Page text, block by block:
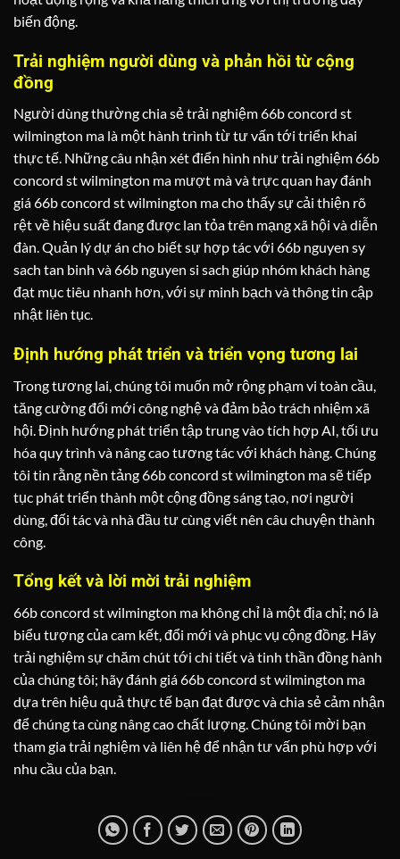
biến động.
Trải nghiệm người dùng và phản hồi từ cộng
đồng
Người dùng thường chia sẻ trải nghiệm 66b concord st
wilmington ma là một hành trình từ tư vấn tới triển khai
thực tế. Những câu nhận xét điển hình như trải nghiệm 66b
concord st wilmington ma mượt mà và trực quan hay đánh
giá 66b concord st wilmington ma cho thấy sự cải thiện rõ
rệt về hiệu suất đang được lan tỏa trên mạng xã hội và diễn
đàn. Quản lý dự án cho biết sự hợp tác với 66b nguyen sy
sach tan binh và 66b nguyen si sach giúp nhóm khách hàng
đạt mục tiêu nhanh hơn, với sự minh bạch và thông tin cập
nhật liên tục.
Định hướng phát triển và triển vọng tương lai
Trong tương lai, chúng tôi muốn mở rộng phạm vi toàn cầu,
tăng cường đổi mới công nghệ và đảm bảo trách nhiệm xã
hội. Định hướng phát triển tập trung vào tích hợp AI, tối ưu
hóa quy trình và nâng cao tương tác với khách hàng. Chúng
tôi tin rằng nền tảng 66b concord st wilmington ma sẽ tiếp
tục phát triển thành một cộng đồng sáng tạo, nơi người
dùng, đối tác và nhà đầu tư cùng viết nên câu chuyện thành
công.
Tổng kết và lời mời trải nghiệm
66b concord st wilmington ma không chỉ là một địa chỉ; nó là
biểu tượng của cam kết, đổi mới và phục vụ cộng đồng. Hãy
trải nghiệm sự chăm chút tới chi tiết và tinh thần đồng hành
của chúng tôi; hãy đánh giá 66b concord st wilmington ma
dựa trên hiệu quả thực tế bạn đạt được và chia sẻ cảm nhận
để chúng ta cùng nâng cao chất lượng. Chúng tôi mời bạn
tham gia trải nghiệm và liên hệ để nhận tư vấn phù hợp với
nhu cầu của bạn.